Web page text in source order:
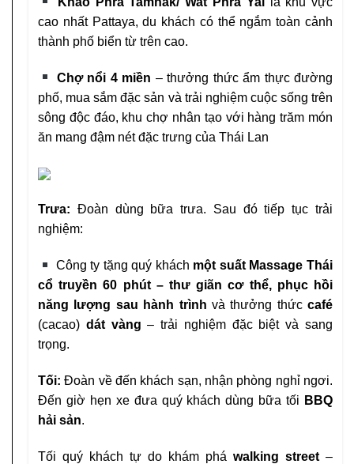
cao nhất Pattaya, du khách có thể ngắm toàn cảnh
thành phố biển từ trên cao.
Chợ nổi 4 miền – thưởng thức ẩm thực đường
phố, mua sắm đặc sản và trải nghiệm cuộc sống trên
sông độc đáo, khu chợ nhân tạo với hàng trăm món
ăn mang đậm nét đặc trưng của Thái Lan
Trưa: Đoàn dùng bữa trưa. Sau đó tiếp tục trải
nghiệm:
Công ty tặng quý khách một suất Massage Thái
cổtruyền 60 phút – thư giãn cơ thể, phục hồi
năng
lượng sau hành trình và thưởng thức café
(cacao) dát vàng– trải nghiệm đặc biệt và sang
trọng.
Tối:Đoàn về đến khách sạn, nhận phòng nghỉ ngơi.
Đến giờ hẹn xe đưa quý khách dùng bữa tối BBQ
hải sản.
Tối quý khách tự do khám phá walking street –